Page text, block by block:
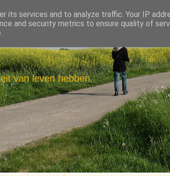
van leven hebben.
its services and to analyze traffic. Your IP
and security metrics to ensure quality of